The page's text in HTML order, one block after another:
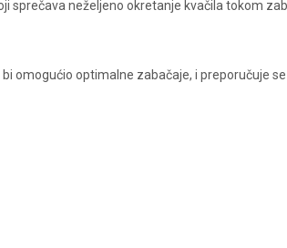
sprečava neželjeno okretanje kvačila tokom
omogućio optimalne zabačaje, i preporučuje